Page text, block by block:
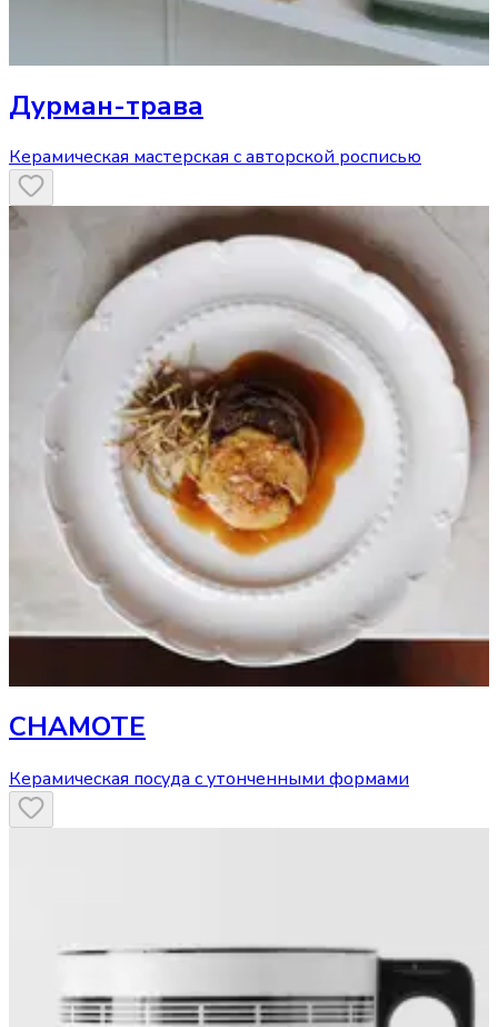
Дурман-трава
Керамическая мастерская с авторской росписью
CHAMOTE
Керамическая посуда с утонченными формами